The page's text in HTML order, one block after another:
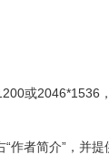
或2046*1536
者简介”，并提